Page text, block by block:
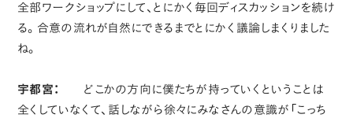
全部ワークショップにして、とにかく毎回ディスカッションを続け
る。合意の流れが自然にできるまでとにかく議論しまくりました
ね。
宇都宮：
どこかの方向に僕たちが持っていくということは
全くしていなくて、話しながら徐々にみなさんの意識が「こっち